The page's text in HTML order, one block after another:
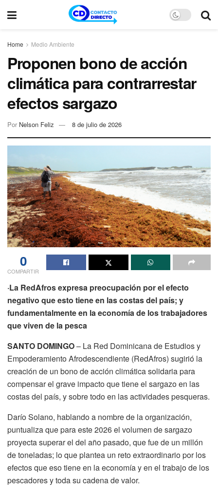
Home Medio Ambiente
Proponen bono de acción
climática para contrarrestar
efectos sargazo
Por Nelson Feliz 8 de julio de 2026
0
COMPARTIR
·La RedAfros expresa preocupación por el efecto
negativo que esto tiene en las costas del país; y
fundamentalmente en la economía de los trabajadores
que viven de la pesca
SANTO DOMINGO– La Red Dominicana de Estudios y
Empoderamiento Afrodescendiente (RedAfros) sugirió la
creación de un bono de acción climática solidaria para
compensar el grave impacto que tiene el sargazo en las
costas del país, y sobre todo en las actividades pesqueras.
Darío Solano, hablando a nombre de la organización,
puntualiza que para este 2026 el volumen de sargazo
proyecta superar el del año pasado, que fue de un millón
de toneladas; lo que plantea un reto extraordinario por los
efectos que eso tiene en la economía y en el trabajo de los
pescadores y toda su cadena de valor.